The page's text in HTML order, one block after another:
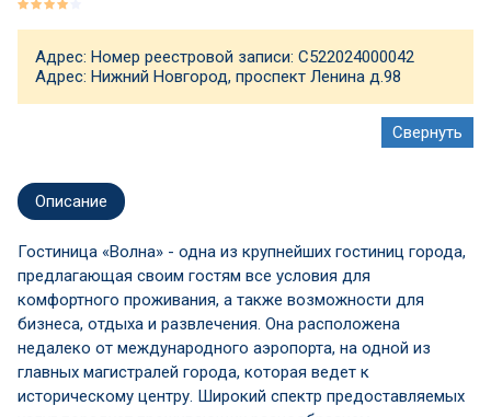
Адрес: Номер реестровой записи: С522024000042
Адрес: Нижний Новгород, проспект Ленина д.98
Описание
Гостиница «Волна» - одна из крупнейших гостиниц города,
предлагающая своим гостям все условия для
комфортного проживания, а также возможности для
бизнеса, отдыха и развлечения. Она расположена
недалеко от международного аэропорта, на одной из
главных магистралей города, которая ведет к
историческому центру. Широкий спектр предоставляемых